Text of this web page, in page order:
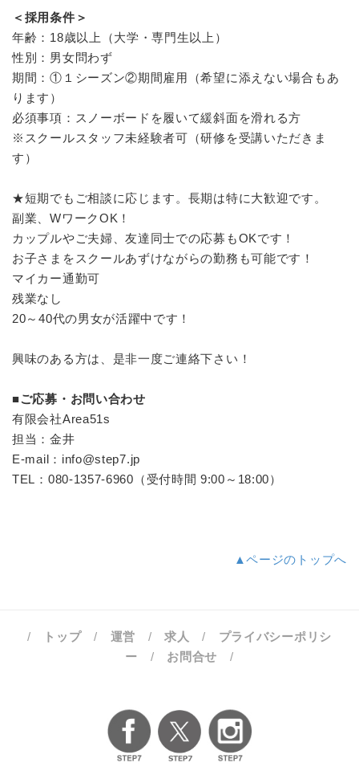
＜採用条件＞
年齢：18歳以上（大学・専門生以上）
性別：男女問わず
期間：①１シーズン②期間雇用（希望に添えない場合もあ
ります）
必須事項：スノーボードを履いて緩斜面を滑れる方
※スクールスタッフ未経験者可（研修を受講いただきま
す）
★短期でもご相談に応じます。長期は特に大歓迎です。
副業、WワークOK！
カップルやご夫婦、友達同士での応募もOKです！
お子さまをスクールあずけながらの勤務も可能です！
マイカー通勤可
残業なし
20～40代の男女が活躍中です！
興味のある方は、是非一度ご連絡下さい！
■ご応募・お問い合わせ
有限会社Area51s
担当：金井
E-mail：info@step7.jp
TEL：080-1357-6960（受付時間 9:00～18:00）
▲ページのトップへ
/ トップ/ 運営 /求人 / プライバシーポリシ
ー / お問合せ /